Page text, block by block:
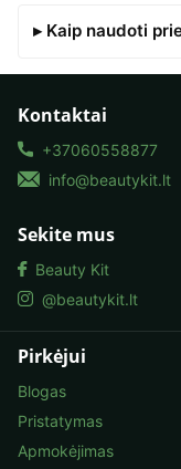
▸ Kaip naudoti
Pirkėjui
Blogas
Pristatymas
Apmokėjimas
Kontaktai
+37060558877
info@beautykit.lt
Sekite mus
Beauty Kit
@beautykit.lt